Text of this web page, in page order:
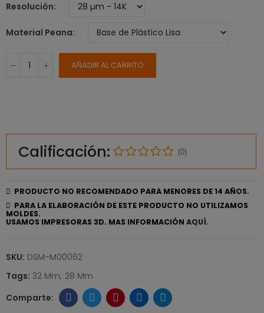
Resolución
Material Peana
AÑADIR AL CARRITO
Calificación: (0)
PRODUCTO NO RECOMENDADO PARA MENORES DE 14 AÑOS.
PARA LA ELABORACIÓN DE ESTE PRODUCTO NO UTILIZAMOS
MOLDES.
USAMOS IMPRESORAS 3D. MAS INFORMACIÓN AQUÍ.
SKU: DSM-M00062
Tags: 32 Mm 28 Mm